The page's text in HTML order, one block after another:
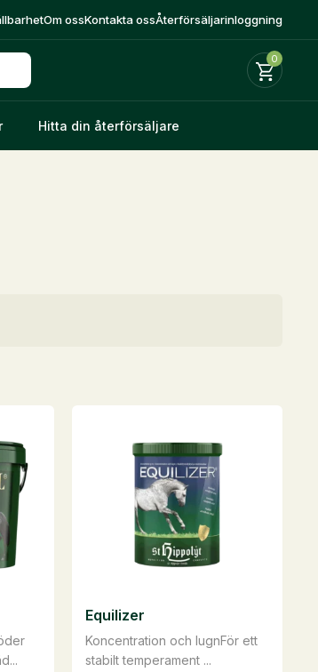
Om ossKontakta ossÅterförsäljarinloggning
0
Hitta din återförsäljare
Koncentration och lugnFör ett
stabilt temperament ...
Equilizer